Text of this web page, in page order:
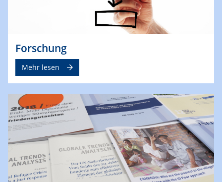
Forschung
Mehr lesen